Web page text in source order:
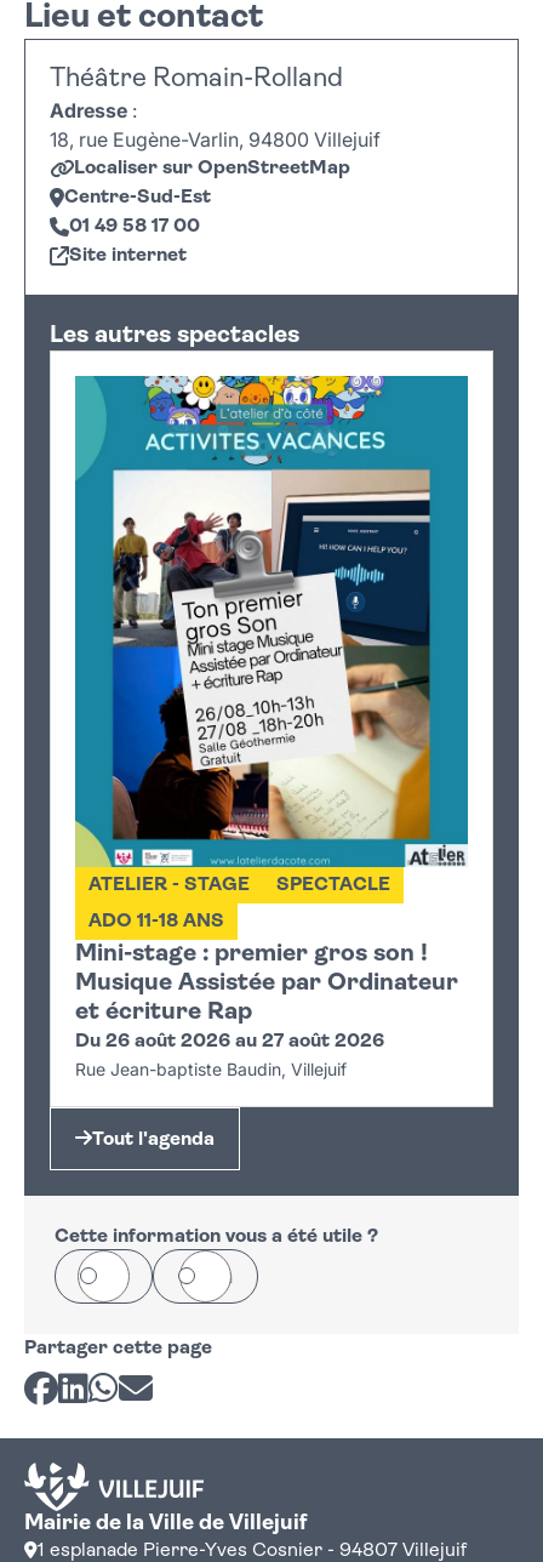
Lieu et contact
Théâtre Romain-Rolland
Adresse :
18, rue Eugène-Varlin, 94800 Villejuif
Localiser sur OpenStreetMap
Centre-Sud-Est
01 49 58 17 00
Site internet
+
−
Les autres spectacles
Mini-stage : premier gros son !
Musique Assistée par Ordinateur
et écriture Rap
ATELIER - STAGE
SPECTACLE
ADO 11-18 ANS
Du 26 août 2026 au 27 août 2026
Rue Jean-baptiste Baudin, Villejuif
Tout l'agenda
Cette information vous a été utile ?
Oui Non
Partager cette page
Partager sur Facebook
Partager sur LinkedIn
Partager sur Whatsapp
Partager par courriel
Mairie de la Ville de Villejuif
1 esplanade Pierre-Yves Cosnier - 94807 Villejuif